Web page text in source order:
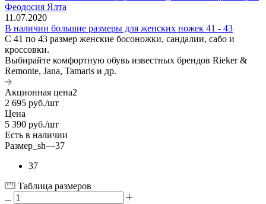
11.07.2020
В наличии большие размеры для женских ножек 41 - 43
С 41 по 43 размер женские босоножки, сандалии, сабо и
кроссовки.
Выбирайте комфортную обувь известных брендов Rieker &
Remonte, Jana, Tamaris и др.
Акционная цена2
2 695 руб./шт
Цена
5 390 руб./шт
Есть в наличии
Размер_sh—37
37
Таблица размеров